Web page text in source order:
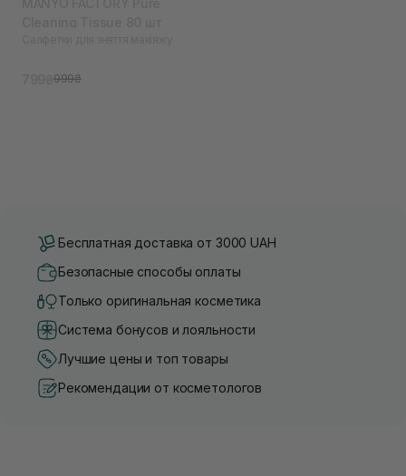
999₴
Бесплатная доставка от 3000 UAH
Безопасные способы оплаты
Только оригинальная косметика
Система бонусов и лояльности
Лучшие цены и топ товары
Рекомендации от косметологов